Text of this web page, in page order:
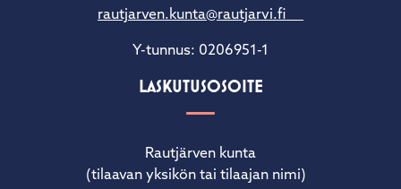
rautjarven.kunta@rautjarvi.fi
Y-tunnus: 0206951-1
LASKUTUSOSOITE
Rautjärven kunta
(tilaavan yksikön tai tilaajan nimi)